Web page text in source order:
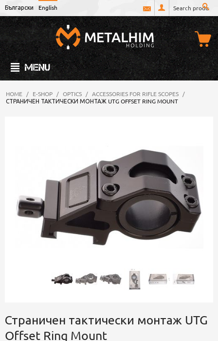
Български English
MENU
HOME / E-SHOP / OPTICS / ACCESSORIES FOR RIFLE SCOPES /
СТРАНИЧЕН ТАКТИЧЕСКИ МОНТАЖ UTG OFFSET RING MOUNT
Страничен тактически монтаж UTG
Offset Ring Mount